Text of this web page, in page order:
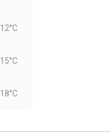
12°C
15°C
18°C